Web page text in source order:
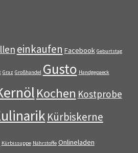
einkaufen Facebook Geburtstag
Graz Großhandel Gusto Handgepaeck
Kochen Kostprobe
Kürbiskerne
Kürbissuppe Nährstoffe Onlineladen